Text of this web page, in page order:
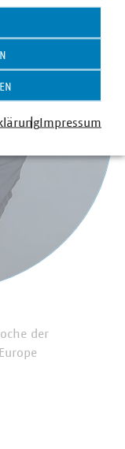
der
Impressum